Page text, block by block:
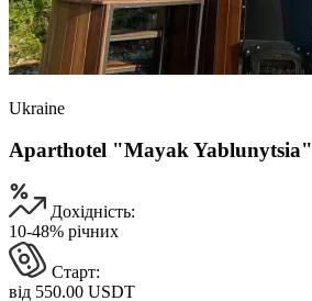
Ukraine
Aparthotel "Mayak Yablunytsia"
Дохідність:
10-48% річних
Старт:
від 550.00 USDT